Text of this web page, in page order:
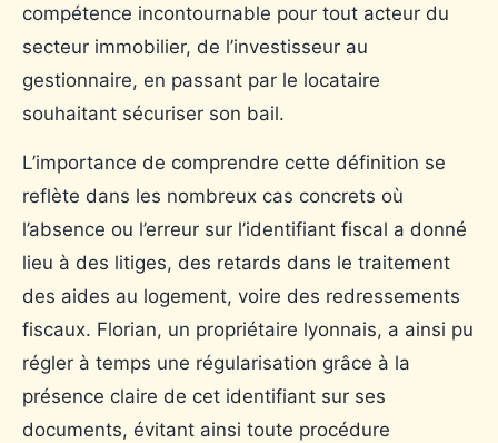
compétence incontournable pour tout acteur du
secteur immobilier, de l’investisseur au
gestionnaire, en passant par le locataire
souhaitant sécuriser son bail.
L’importance de comprendre cette définition se
reflète dans les nombreux cas concrets où
l’absence ou l’erreur sur l’identifiant fiscal a donné
lieu à des litiges, des retards dans le traitement
des aides au logement, voire des redressements
fiscaux. Florian, un propriétaire lyonnais, a ainsi pu
régler à temps une régularisation grâce à la
présence claire de cet identifiant sur ses
documents, évitant ainsi toute procédure